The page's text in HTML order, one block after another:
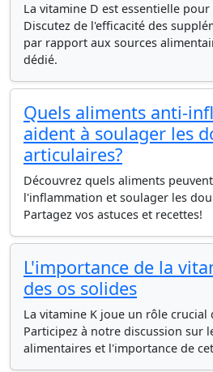
La vitamine D est essentielle
Discutez de l'efficacité des
par rapport aux sources
dédié.
Quels aliments anti-
aident à soulager les
articulaires?
Découvrez quels aliments
l'inflammation et soulager les
Partagez vos astuces et recettes!
L'importance de la
des os solides
La vitamine K joue un rôle crucial
Participez à notre discussion sur
alimentaires et l'importance de